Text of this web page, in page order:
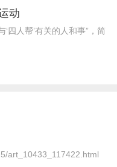
动
‘四人帮’有关的人和事”，简
art_10433_117422.html